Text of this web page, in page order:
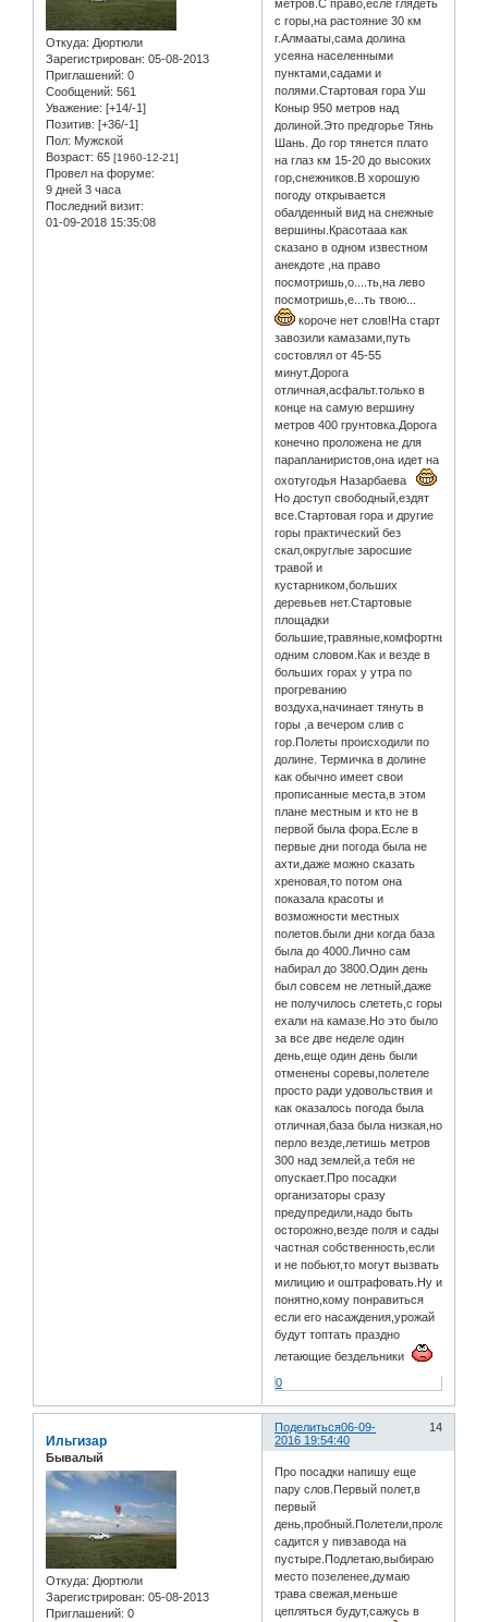
Откуда: Дюртюли
Зарегистрирован: 05-08-2013
Приглашений: 0
Сообщений: 561
Уважение: [+14/-1]
Позитив: [+36/-1]
Пол: Мужской
Возраст: 65 [1960-12-21]
Провел на форуме:
9 дней 3 часа
Последний визит:
01-09-2018 15:35:08
метров.С право,есле глядеть
с горы,на растояние 30 км
г.Алмааты,сама долина
усеяна населенными
пунктами,садами и
полями.Стартовая гора Уш
Коныр 950 метров над
долиной.Это предгорье Тянь
Шань. До гор тянется плато
на глаз км 15-20 до высоких
гор,снежников.В хорошую
погоду открывается
обалденный вид на снежные
вершины.Красотааа как
сказано в одном известном
анекдоте ,на право
посмотришь,о....ть,на лево
посмотришь,е...ть твою...
короче нет слов!На старт
завозили камазами,путь
состовлял от 45-55
минут.Дорога
отличная,асфальт.только в
конце на самую вершину
метров 400 грунтовка.Дорога
конечно проложена не для
парапланиристов,она идет на
охотугодья Назарбаева
Но доступ свободный,ездят
все.Стартовая гора и другие
горы практический без
скал,округлые заросшие
травой и
кустарником,больших
деревьев нет.Стартовые
площадки
большие,травяные,комфортные
одним словом.Как и везде в
больших горах у утра по
прогреванию
воздуха,начинает тянуть в
горы ,а вечером слив с
гор.Полеты происходили по
долине. Термичка в долине
как обычно имеет свои
прописанные места,в этом
плане местным и кто не в
первой была фора.Есле в
первые дни погода была не
ахти,даже можно сказать
хреновая,то потом она
показала красоты и
возможности местных
полетов.были дни когда база
была до 4000.Лично сам
набирал до 3800.Один день
был совсем не летный,даже
не получилось слететь,с горы
ехали на камазе.Но это было
за все две неделе один
день,еще один день были
отменены соревы,полетеле
просто ради удовольствия и
как оказалось погода была
отличная,база была низкая,но
перло везде,летишь метров
300 над землей,а тебя не
опускает.Про посадки
организаторы сразу
предупредили,надо быть
осторожно,везде поля и сады
частная собственность,если
и не побьют,то могут вызвать
милицию и оштрафовать.Ну и
понятно,кому понравиться
если его насаждения,урожай
будут топтать праздно
летающие бездельники
0
Поделиться 14
06-09-
2016 19:54:40
Ильгизар
Бывалый
Откуда: Дюртюли
Зарегистрирован: 05-08-2013
Приглашений: 0
Про посадки напишу еще
пару слов.Первый полет,в
первый
садится у пивзавода на
пустыре.Подлетаю,выбираю
место позеленее,думаю
трава свежая,меньше
цепляться будут,сажусь в